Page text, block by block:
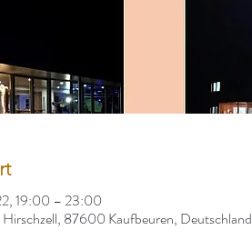
19:00 – 23:00
87600 Kaufbeuren, Deutschland